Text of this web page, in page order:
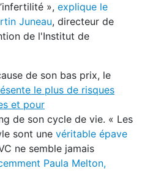
», explique le
Juneau, directeur de
de l'Institut de
de son bas prix, le
le plus de risques
et pour
de son cycle de vie. « Les
sont une véritable épave
ne semble jamais
Paula Melton,